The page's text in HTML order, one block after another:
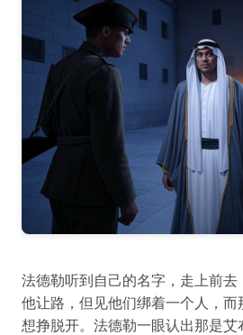
法德勒听到自己的名字，走上前
他让路，但见他们绑着一个人，
想挣脱开。法德勒一眼认出那是艾